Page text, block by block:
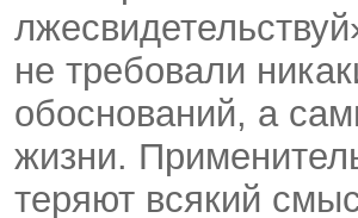
не требовали
обоснований, а
жизни.
теряют всякий